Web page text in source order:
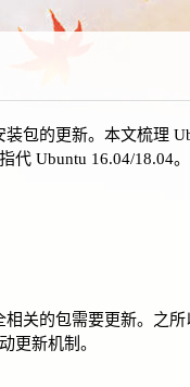
包的更新。本文梳理
Ubuntu 16.04/18.04。
关的包需要更新。之
更新机制。